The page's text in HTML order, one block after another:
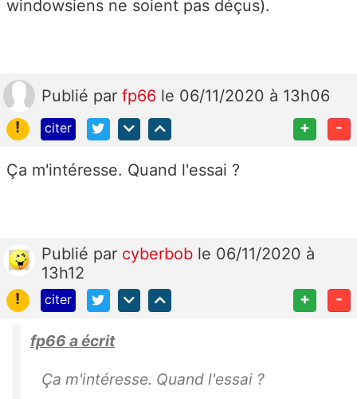
windowsiens ne soient pas déçus).
Publié par fp66 le 06/11/2020 à 13h06
!
citer + -
Ça m'intéresse. Quand l'essai ?
Publié par cyberbob le 06/11/2020 à
13h12
!
citer + -
fp66 a écrit
Ça m'intéresse. Quand l'essai ?